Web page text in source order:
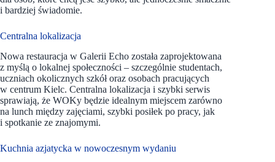
i bardziej świadomie.
Centralna lokalizacja
Nowa restauracja w Galerii Echo została zaprojektowana
z myślą o lokalnej społeczności – szczególnie studentach,
uczniach okolicznych szkół oraz osobach pracujących
w centrum Kielc. Centralna lokalizacja i szybki serwis
sprawiają, że WOKy będzie idealnym miejscem zarówno
na lunch między zajęciami, szybki posiłek po pracy, jak
i spotkanie ze znajomymi.
Kuchnia azjatycka w nowoczesnym wydaniu